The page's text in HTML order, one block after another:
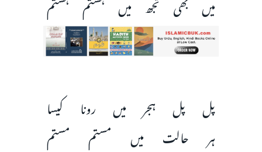
پل پل ہجر میں رونا کیسا
ہر حالت میں مستم مستم